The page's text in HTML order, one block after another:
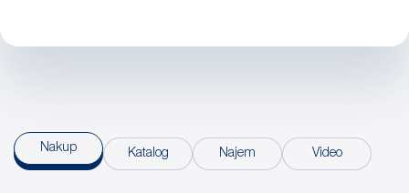
Nakup Katalog Najem Video